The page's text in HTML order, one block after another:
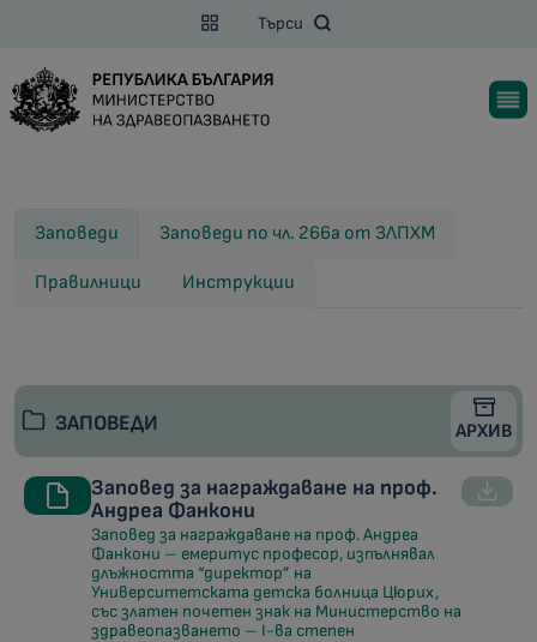
Търси
Заповеди Заповеди по чл. 266а от ЗЛПХМ
Правилници Инструкции
ЗАПОВЕДИ АРХИВ
Заповед за награждаване на проф.
Андреа Фанкони
Заповед за награждаване на проф. Андреа
Фанкони – емеритус професор, изпълнявал
длъжността “директор” на
Университетската детска болница Цюрих,
със златен почетен знак на Министерство на
здравеопазването – I-ва степен